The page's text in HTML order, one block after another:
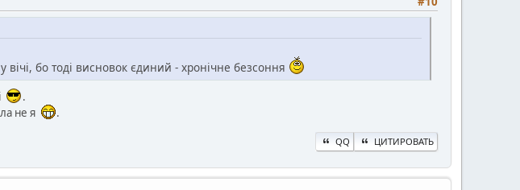
бо тоді висновок єдиний - хронічне безсоння
.
не я
.
QQ ЦИТИРОВАТЬ